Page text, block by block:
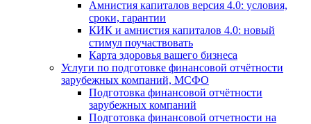
Амнистия капиталов версия 4.0: условия,
сроки, гарантии
КИК и амнистия капиталов 4.0: новый
стимул поучаствовать
Карта здоровья вашего бизнеса
Услуги по подготовке финансовой отчётности
зарубежных компаний, МСФО
Подготовка финансовой отчётности
зарубежных компаний
Подготовка финансовой отчетности на